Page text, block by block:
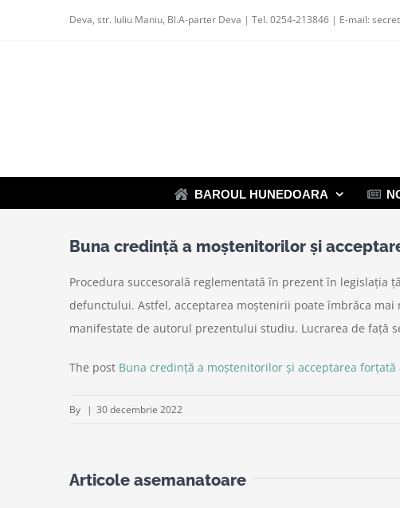
Deva, str. Iuliu Maniu, Bl.A-parter Deva | Tel. 0254-213846 | E-mail:
BAROUL HUNEDOARA
Buna credinţă a moştenitorilor şi
Procedura succesorală reglementată în prezent în
defunctului. Astfel, acceptarea moștenirii poate îmbrăca
manifestate de autorul prezentului studiu. Lucrarea de față
The post Buna credinţă a moştenitorilor şi acceptarea
By | 30 decembrie 2022
Articole asemanatoare